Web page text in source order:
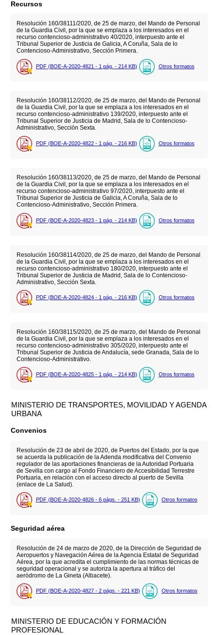
Recursos
Resolución 160/38111/2020, de 25 de marzo, del Mando de Personal
de la Guardia Civil, por la que se emplaza a los interesados en el
recurso contencioso-administrativo 40/2020, interpuesto ante el
Tribunal Superior de Justicia de Galicia, A Coruña, Sala de lo
Contencioso-Administrativo, Sección Primera.
PDF (BOE-A-2020-4821 - 1 pág. - 214 KB) Otros formatos
Resolución 160/38112/2020, de 25 de marzo, del Mando de Personal
de la Guardia Civil, por la que se emplaza a los interesados en el
recurso contencioso-administrativo 139/2020, interpuesto ante el
Tribunal Superior de Justicia de Madrid, Sala de lo Contencioso-
Administrativo, Sección Sexta.
PDF (BOE-A-2020-4822 - 1 pág. - 216 KB) Otros formatos
Resolución 160/38113/2020, de 25 de marzo, del Mando de Personal
de la Guardia Civil, por la que se emplaza a los interesados en el
recurso contencioso-administrativo 97/2020, interpuesto ante el
Tribunal Superior de Justicia de Galicia, A Coruña, Sala de lo
Contencioso-Administrativo, Sección Primera.
PDF (BOE-A-2020-4823 - 1 pág. - 214 KB) Otros formatos
Resolución 160/38114/2020, de 25 de marzo, del Mando de Personal
de la Guardia Civil, por la que se emplaza a los interesados en el
recurso contencioso-administrativo 180/2020, interpuesto ante el
Tribunal Superior de Justicia de Madrid, Sala de lo Contencioso-
Administrativo, Sección Sexta.
PDF (BOE-A-2020-4824 - 1 pág. - 216 KB) Otros formatos
Resolución 160/38115/2020, de 25 de marzo, del Mando de Personal
de la Guardia Civil, por la que se emplaza a los interesados en el
recurso contencioso-administrativo 305/2020, interpuesto ante el
Tribunal Superior de Justicia de Andalucía, sede Granada, Sala de lo
Contencioso-Administrativo.
PDF (BOE-A-2020-4825 - 1 pág. - 214 KB) Otros formatos
MINISTERIO DE TRANSPORTES, MOVILIDAD Y AGENDA
URBANA
Convenios
Resolución de 23 de abril de 2020, de Puertos del Estado, por la que
se acuerda la publicación de la Adenda modificativa del Convenio
regulador de las aportaciones financieras de la Autoridad Portuaria
de Sevilla con cargo al Fondo Financiero de Accesibilidad Terrestre
Portuaria, en relación con el acceso directo al puerto de Sevilla
(enlace de La Salud).
PDF (BOE-A-2020-4826 - 6 págs. - 251 KB) Otros formatos
Seguridad aérea
Resolución de 24 de marzo de 2020, de la Dirección de Seguridad de
Aeropuertos y Navegación Aérea de la Agencia Estatal de Seguridad
Aérea, por la que acredita el cumplimiento de las normas técnicas de
seguridad operacional y se autoriza la apertura al tráfico del
aeródromo de La Gineta (Albacete).
PDF (BOE-A-2020-4827 - 2 págs. - 221 KB) Otros formatos
MINISTERIO DE EDUCACIÓN Y FORMACIÓN
PROFESIONAL